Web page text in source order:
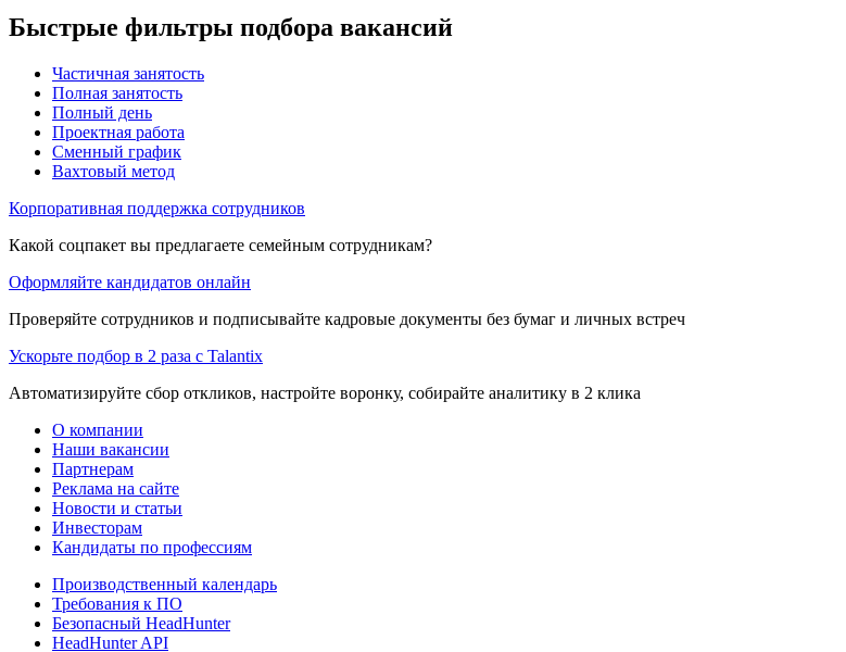
Быстрые фильтры подбора вакансий
Частичная занятость
Полная занятость
Полный день
Проектная работа
Сменный график
Вахтовый метод
Корпоративная поддержка сотрудников
Какой соцпакет вы предлагаете семейным сотрудникам?
Оформляйте кандидатов онлайн
Проверяйте сотрудников и подписывайте кадровые документы без бумаг и личных встреч
Ускорьте подбор в 2 раза с Talantix
Автоматизируйте сбор откликов, настройте воронку, собирайте аналитику в 2 клика
О компании
Наши вакансии
Партнерам
Реклама на сайте
Новости и статьи
Инвесторам
Кандидаты по профессиям
Производственный календарь
Требования к ПО
Безопасный HeadHunter
HeadHunter API